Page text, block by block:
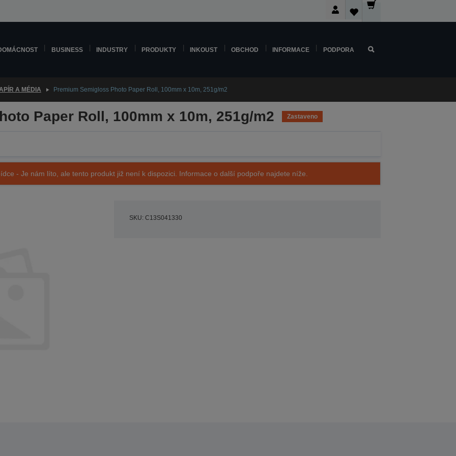
BUSINESS INDUSTRY PRODUKTY INKOUST OBCHOD INFORMACE PODPORA
A MÉDIA Premium Semigloss Photo Paper Roll, 100mm x 10m, 251g/m2
Paper Roll, 100mm x 10m, 251g/m2 Zastaveno
- Je nám líto, ale tento produkt již není k dispozici. Informace o další podpoře najdete níže.
SKU: C13S041330